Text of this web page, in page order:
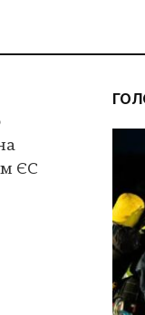
ЄС